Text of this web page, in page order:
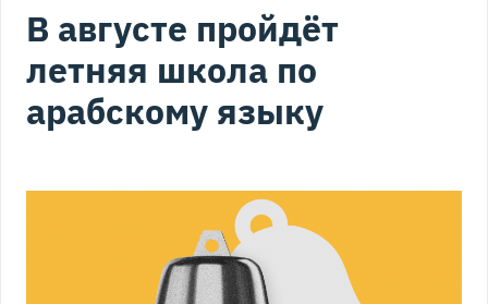
В августе пройдёт
летняя школа по
арабскому языку